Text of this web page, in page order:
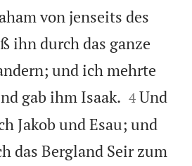
von jenseits des
ihn durch das ganze
und ich mehrte
gab ihm Isaak. 

4 Und
Jakob und Esau; und
das Bergland Seir zum